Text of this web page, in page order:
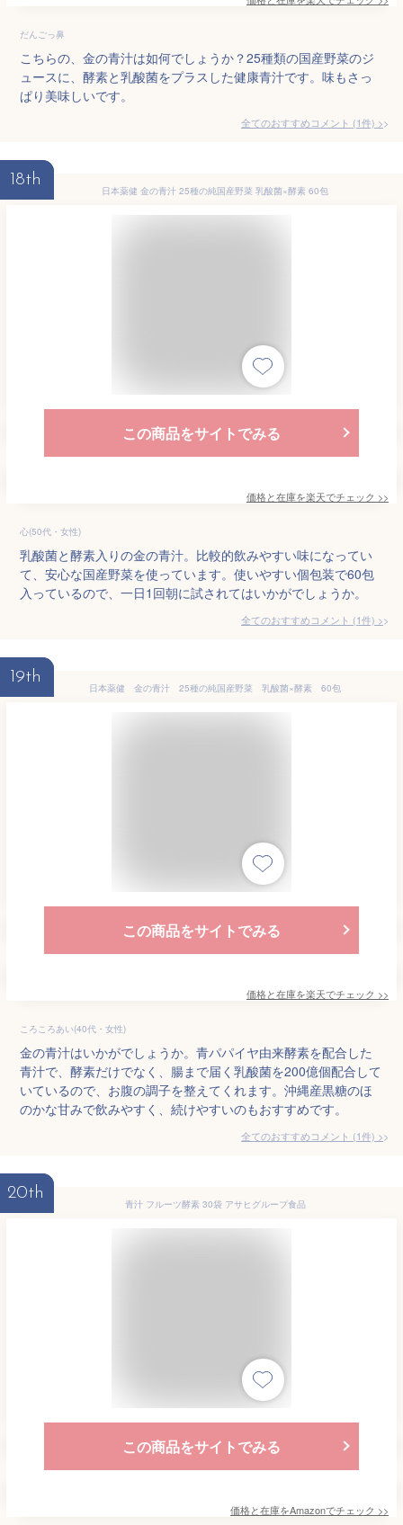
だんごっ鼻
こちらの、金の青汁は如何でしょうか？25種類の国産野菜のジ
ュースに、酵素と乳酸菌をプラスした健康青汁です。味もさっ
ぱり美味しいです。
全てのおすすめコメント (1件) >
18th
日本薬健 金の青汁 25種の純国産野菜 乳酸菌×酵素 60包
この商品をサイトでみる
価格と在庫を楽天でチェック >>
心(50代・女性)
乳酸菌と酵素入りの金の青汁。比較的飲みやすい味になってい
て、安心な国産野菜を使っています。使いやすい個包装で60包
入っているので、一日1回朝に試されてはいかがでしょうか。
全てのおすすめコメント (1件) >
19th
日本薬健 金の青汁 25種の純国産野菜 乳酸菌×酵素 60包
この商品をサイトでみる
価格と在庫を楽天でチェック >>
ころころあい(40代・女性)
金の青汁はいかがでしょうか。青パパイヤ由来酵素を配合した
青汁で、酵素だけでなく、腸まで届く乳酸菌を200億個配合して
いているので、お腹の調子を整えてくれます。沖縄産黒糖のほ
のかな甘みで飲みやすく、続けやすいのもおすすめです。
全てのおすすめコメント (1件) >
20th
青汁 フルーツ酵素 30袋 アサヒグループ食品
この商品をサイトでみる
価格と在庫をAmazonでチェック >>